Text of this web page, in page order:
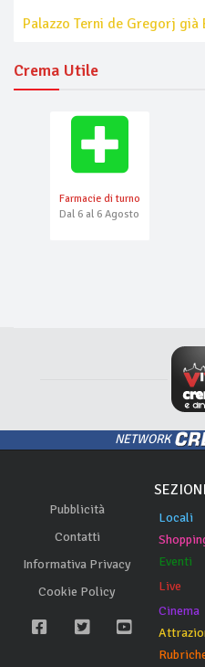
Palazzo Terni de Gregorj già
Crema Utile
Farmacie di turno
Dal 6 al 6 Agosto
NETWORK
Pubblicità
Contatti
Informativa Privacy
Cookie Policy
SEZIONI
Locali
Eventi
Live
Cinema